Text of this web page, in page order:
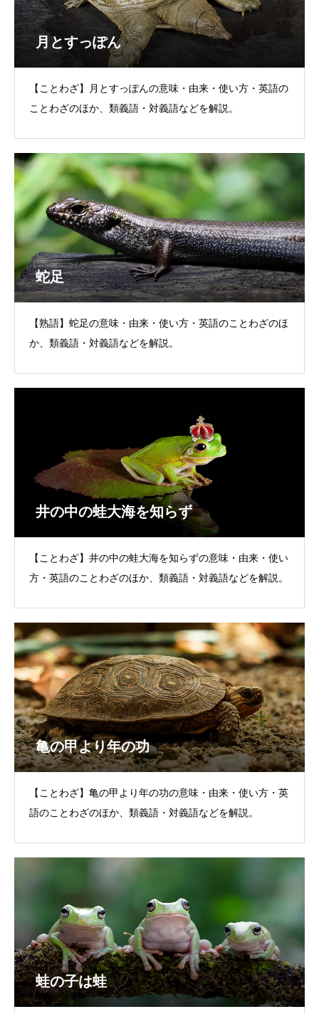
月とすっぽん
【ことわざ】月とすっぽんの意味・由来・使い方・英語の
ことわざのほか、類義語・対義語などを解説。
蛇足
【熟語】蛇足の意味・由来・使い方・英語のことわざのほ
か、類義語・対義語などを解説。
井の中の蛙大海を知らず
【ことわざ】井の中の蛙大海を知らずの意味・由来・使い
方・英語のことわざのほか、類義語・対義語などを解説。
亀の甲より年の功
【ことわざ】亀の甲より年の功の意味・由来・使い方・英
語のことわざのほか、類義語・対義語などを解説。
蛙の子は蛙